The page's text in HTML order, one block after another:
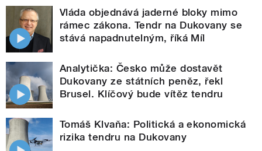
Vláda objednává jaderné bloky mimo
rámec zákona. Tendr na Dukovany se
stává napadnutelným, říká Míl
Analytička: Česko může dostavět
Dukovany ze státních peněz, řekl
Brusel. Klíčový bude vítěz tendru
Tomáš Klvaňa: Politická a ekonomická
rizika tendru na Dukovany